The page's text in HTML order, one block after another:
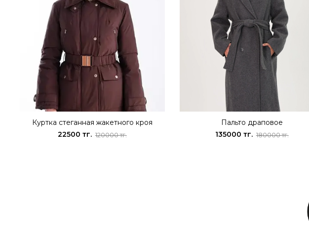
Куртка стеганная жакетного кроя
22500 тг. 120000 тг.
Пальто драповое
135000 тг. 180000 тг.